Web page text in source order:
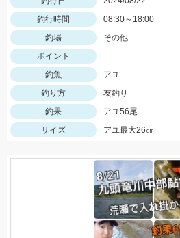
釣行時間
08:30～18:00
釣場
その他
ポイント
釣魚
アユ
釣り方
友釣り
釣果
アユ56尾
サイズ
アユ最大26㎝